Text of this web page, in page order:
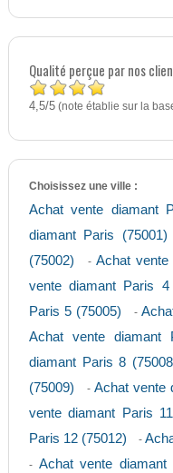
Qualité perçue par nos
4,5/5(note établie sur la
Choisissez une ville :
Achat vente diamant
diamant Paris (75001)
(75002)
- Achat vente
vente diamant Paris 4
Paris 5 (75005)
-
Achat vente diamant
diamant Paris 8
(75009)
-Achat vente
vente diamant Paris
Paris 12 (75012)
-
- Achat vente